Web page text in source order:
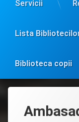
Servicii
Lista
Biblioteca copii